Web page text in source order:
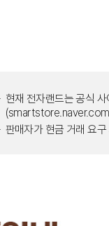
현재 전자랜드는 공식
판매자가 현금 거래 요